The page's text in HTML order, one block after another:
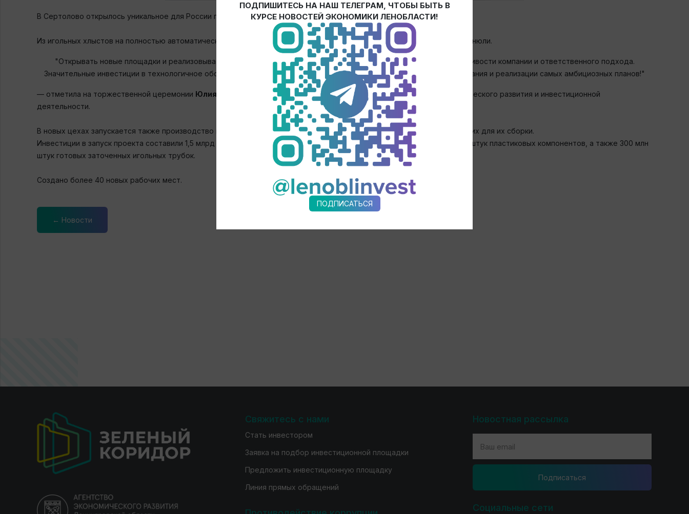
В Сертолово открылось уникальное для России производство медицинских изделий компании«МируМед».
Из игольных хлыстов на полностью автоматических линиях производятся идеально заточенные медицинские иглы - канюли.
"Открывать новые площадки и реализовывать масштабные проекты в непростое время — это показатель устойчивости компании и ответственного подхода.
Значительные инвестиции в технологичное оборудование вселяют уверенность в будущем успехе. Желаю процветания и реализации самых амбициозных планов!"
— отметила на торжественной церемонии Юлия Михальская
, первый заместитель председателя комитета экономического развития и инвестиционной
деятельности.
В новых цехах запускается также производство вакуумных пробирок всех типоразмеров и пластиковых комплектующих для их сборки.
Инвестиции в запуск проекта составили 1,5 млрд рублей, объем выпуска —180 млн штук пробирок и не менее 400 млн штук пластиковых компонентов, а также 300 млн
штук готовых заточенных игольных трубок.
Создано более 40 новых рабочих мест.
← Новости
Свяжитесь с нами
Стать инвестором
Заявка на подбор инвестиционной площадки
Предложить инвестиционную площадку
Линия прямых обращений
Новостная рассылка
Подпиcаться
Социальные сети
ПОДПИШИТЕСЬ НА НАШ ТЕЛЕГРАМ, ЧТОБЫ БЫТЬ В
КУРСЕ НОВОСТЕЙ ЭКОНОМИКИ ЛЕНОБЛАСТИ!
ПОДПИСАТЬСЯ